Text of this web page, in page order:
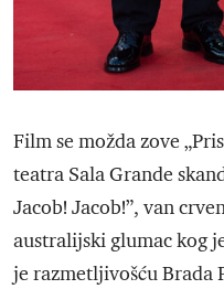
Film se možda zove
teatra Sala Grande
Jacob! Jacob!”, van
australijski glumac kog
je razmetljivošću Brada